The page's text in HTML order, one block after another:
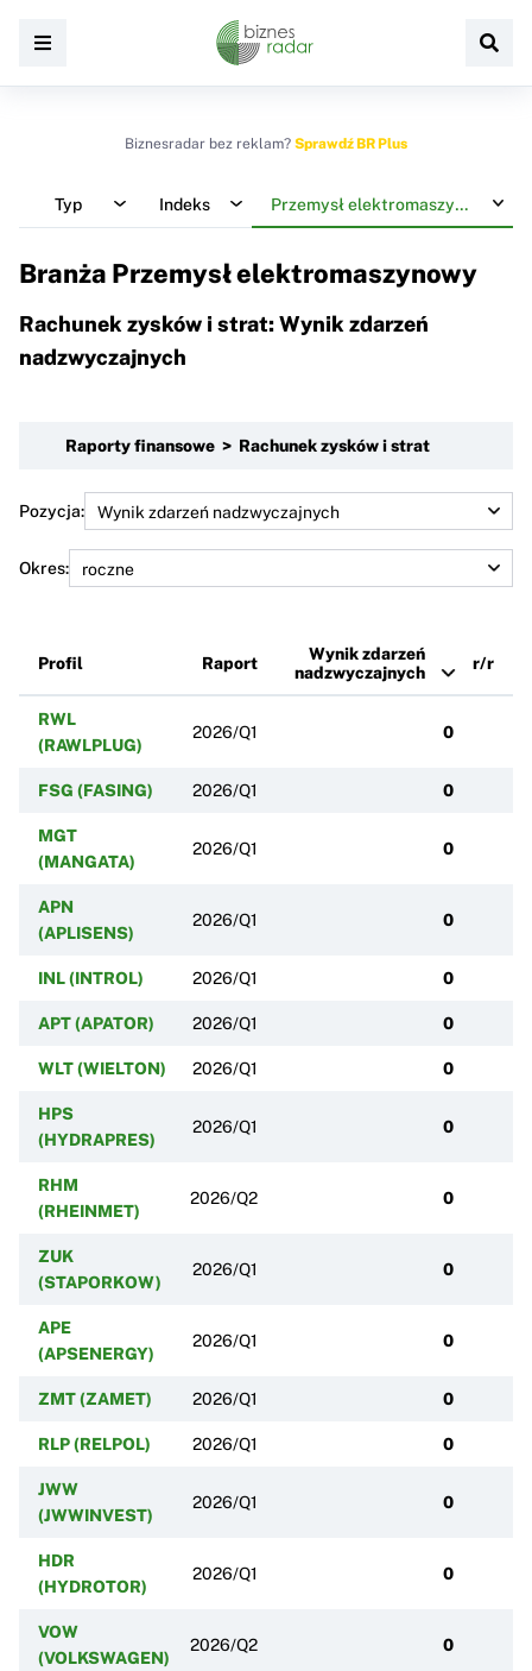
Biznesradar bez reklam? Sprawdź BR Plus
Typ Indeks Przemysł elektromaszynowy
Branża Przemysł elektromaszynowy
Rachunek zysków i strat: Wynik zdarzeń
nadzwyczajnych
Raporty finansowe > Rachunek zysków i strat
Pozycja:
Okres:
Profil Raport
Wynik zdarzeń
nadzwyczajnych
r/r
RWL
(RAWLPLUG)
2026/Q1 0
FSG (FASING) 2026/Q1 0
MGT
(MANGATA)
2026/Q1 0
APN
(APLISENS)
2026/Q1 0
INL (INTROL) 2026/Q1 0
APT (APATOR) 2026/Q1 0
WLT (WIELTON) 2026/Q1 0
HPS
(HYDRAPRES)
2026/Q1 0
RHM
(RHEINMET)
2026/Q2 0
ZUK
(STAPORKOW)
2026/Q1 0
APE
(APSENERGY)
2026/Q1 0
ZMT (ZAMET) 2026/Q1 0
RLP (RELPOL) 2026/Q1 0
JWW
(JWWINVEST)
2026/Q1 0
HDR
(HYDROTOR)
2026/Q1 0
VOW
(VOLKSWAGEN)
2026/Q2 0